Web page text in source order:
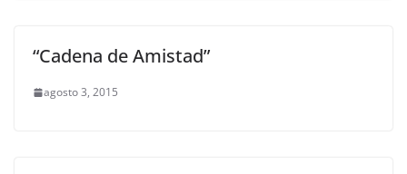
“Cadena de Amistad”
agosto 3, 2015